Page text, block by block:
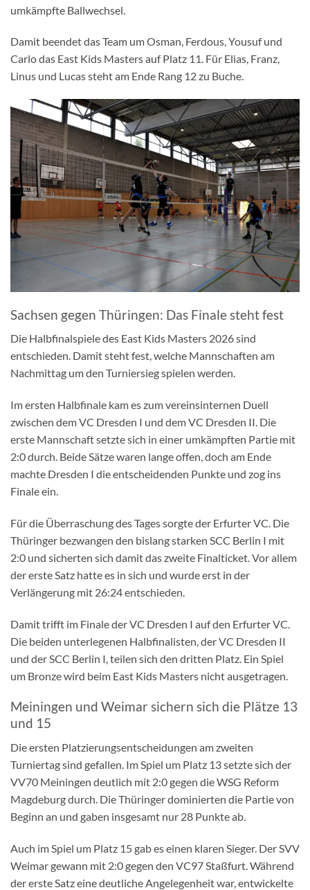
umkämpfte Ballwechsel.
Damit beendet das Team um Osman, Ferdous, Yousuf und
Carlo das East Kids Masters auf Platz 11. Für Elias, Franz,
Linus und Lucas steht am Ende Rang 12 zu Buche.
Sachsen gegen Thüringen: Das Finale steht fest
Die Halbfinalspiele des East Kids Masters 2026 sind
entschieden. Damit steht fest, welche Mannschaften am
Nachmittag um den Turniersieg spielen werden.
Im ersten Halbfinale kam es zum vereinsinternen Duell
zwischen dem VC Dresden I und dem VC Dresden II. Die
erste Mannschaft setzte sich in einer umkämpften Partie mit
2:0 durch. Beide Sätze waren lange offen, doch am Ende
machte Dresden I die entscheidenden Punkte und zog ins
Finale ein.
Für die Überraschung des Tages sorgte der Erfurter VC. Die
Thüringer bezwangen den bislang starken SCC Berlin I mit
2:0 und sicherten sich damit das zweite Finalticket. Vor allem
der erste Satz hatte es in sich und wurde erst in der
Verlängerung mit 26:24 entschieden.
Damit trifft im Finale der VC Dresden I auf den Erfurter VC.
Die beiden unterlegenen Halbfinalisten, der VC Dresden II
und der SCC Berlin I, teilen sich den dritten Platz. Ein Spiel
um Bronze wird beim East Kids Masters nicht ausgetragen.
Meiningen und Weimar sichern sich die Plätze 13
und 15
Die ersten Platzierungsentscheidungen am zweiten
Turniertag sind gefallen. Im Spiel um Platz 13 setzte sich der
VV70 Meiningen deutlich mit 2:0 gegen die WSG Reform
Magdeburg durch. Die Thüringer dominierten die Partie von
Beginn an und gaben insgesamt nur 28 Punkte ab.
Auch im Spiel um Platz 15 gab es einen klaren Sieger. Der SVV
Weimar gewann mit 2:0 gegen den VC97 Staßfurt. Während
der erste Satz eine deutliche Angelegenheit war, entwickelte